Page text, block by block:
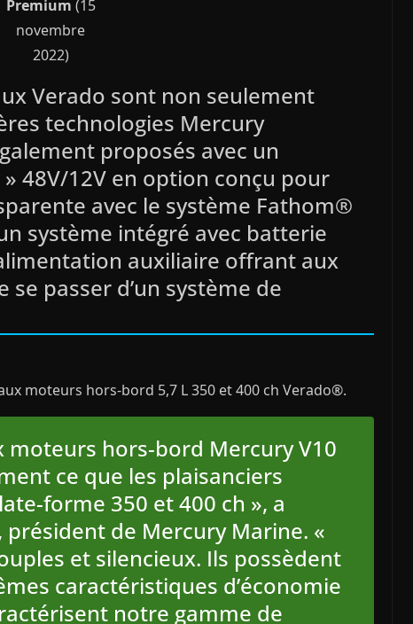
Premium (15
novembre
2022)
Verado sont non seulement
technologies Mercury
proposés avec un
48V/12V en option conçu pour
avec le système Fathom®
système intégré avec batterie
auxiliaire offrant aux
passer d’un système de
moteurs hors-bord 5,7 L 350 et 400 ch Verado®.
moteurs hors-bord Mercury V10
ce que les plaisanciers
forme 350 et 400 ch », a
président de Mercury Marine. «
et silencieux. Ils possèdent
caractéristiques d’économie
notre gamme de